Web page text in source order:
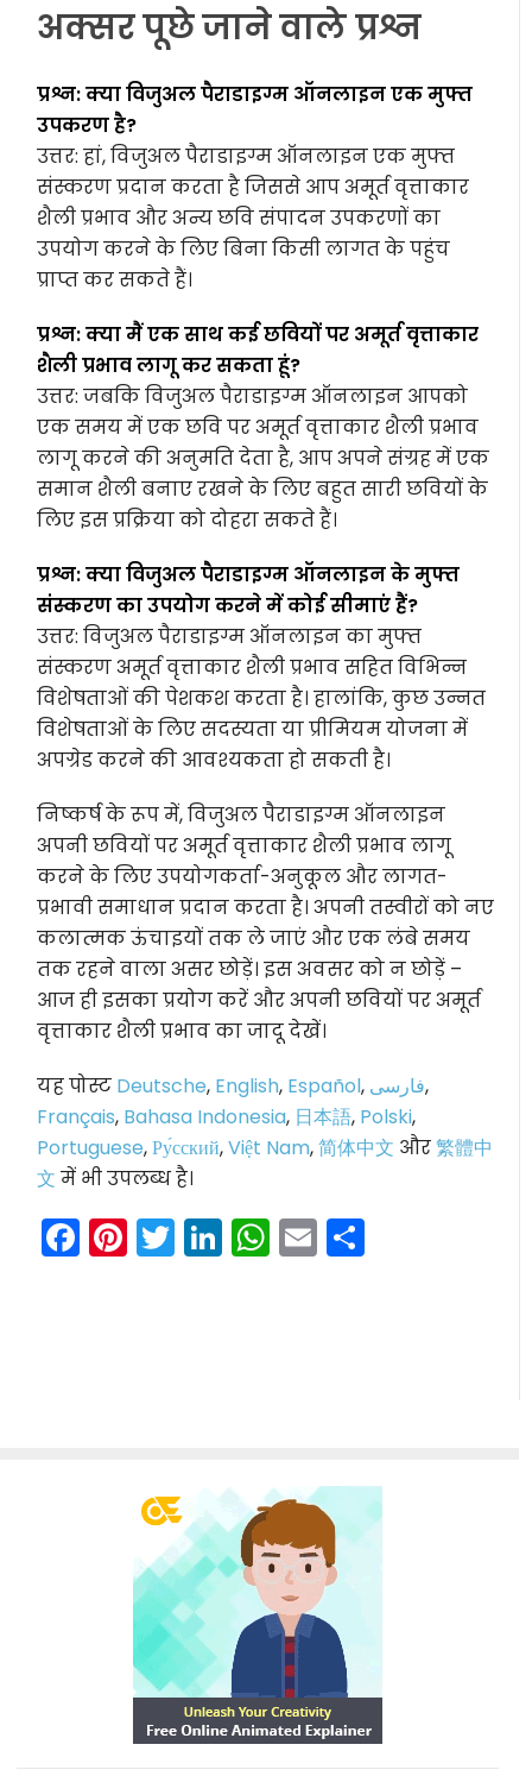
अक्सर पूछे जाने वाले प्रश्न
प्रश्न: क्या विजुअल पैराडाइग्म ऑनलाइन एक मुफ्त
उपकरण है?
उत्तर: हां, विजुअल पैराडाइग्म ऑनलाइन एक मुफ्त
संस्करण प्रदान करता है जिससे आप अमूर्त वृत्ताकार
शैली प्रभाव और अन्य छवि संपादन उपकरणों का
उपयोग करने के लिए बिना किसी लागत के पहुंच
प्राप्त कर सकते हैं।
प्रश्न: क्या मैं एक साथ कई छवियों पर अमूर्त वृत्ताकार
शैली प्रभाव लागू कर सकता हूं?
उत्तर: जबकि विजुअल पैराडाइग्म ऑनलाइन आपको
एक समय में एक छवि पर अमूर्त वृत्ताकार शैली प्रभाव
लागू करने की अनुमति देता है, आप अपने संग्रह में एक
समान शैली बनाए रखने के लिए बहुत सारी छवियों के
लिए इस प्रक्रिया को दोहरा सकते हैं।
प्रश्न: क्या विजुअल पैराडाइग्म ऑनलाइन के मुफ्त
संस्करण का उपयोग करने में कोई सीमाएं हैं?
उत्तर: विजुअल पैराडाइग्म ऑनलाइन का मुफ्त
संस्करण अमूर्त वृत्ताकार शैली प्रभाव सहित विभिन्न
विशेषताओं की पेशकश करता है। हालांकि, कुछ उन्नत
विशेषताओं के लिए सदस्यता या प्रीमियम योजना में
अपग्रेड करने की आवश्यकता हो सकती है।
निष्कर्ष के रूप में, विजुअल पैराडाइग्म ऑनलाइन
अपनी छवियों पर अमूर्त वृत्ताकार शैली प्रभाव लागू
करने के लिए उपयोगकर्ता-अनुकूल और लागत-
प्रभावी समाधान प्रदान करता है। अपनी तस्वीरों को नए
कलात्मक ऊंचाइयों तक ले जाएं और एक लंबे समय
तक रहने वाला असर छोड़ें। इस अवसर को न छोड़ें –
आज ही इसका प्रयोग करें और अपनी छवियों पर अमूर्त
वृत्ताकार शैली प्रभाव का जादू देखें।
यह पोस्ट Deutsche, English, Español, فارسی,
Français, Bahasa Indonesia, 日本語, Polski,
Portuguese,Ру́сский,Việt Nam,简体中文 और繁體中
文 में भी उपलब्ध है।
Facebook
Pinterest
Twitter
LinkedIn
WhatsApp
Email